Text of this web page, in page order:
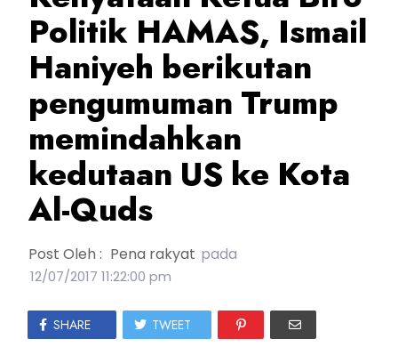
Politik HAMAS, Ismail
Haniyeh berikutan
pengumuman Trump
memindahkan
kedutaan US ke Kota
Al-Quds
Post Oleh : Pena rakyat pada
12/07/2017 11:22:00 pm
SHARE TWEET